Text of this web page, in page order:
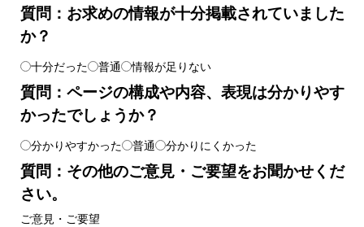
質問：お求めの情報が十分掲載されていました
か？
十分だった 普通 情報が足りない
質問：ページの構成や内容、表現は分かりやす
かったでしょうか？
分かりやすかった 普通 分かりにくかった
質問：その他のご意見・ご要望をお聞かせくだ
さい。
ご意見・ご要望